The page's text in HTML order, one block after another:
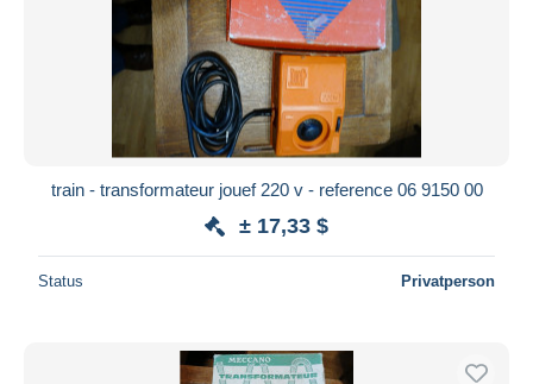
train - transformateur jouef 220 v - reference 06 9150 00
± 17,33 $
Status Privatperson